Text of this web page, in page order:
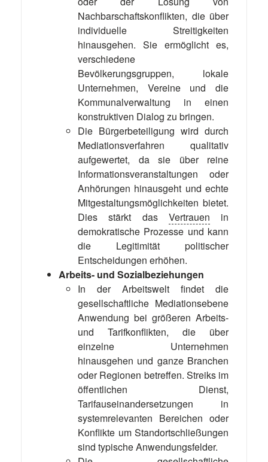
Nachbarschaftskonflikten, die über
individuelle Streitigkeiten
hinausgehen. Sie ermöglicht es,
verschiedene
Bevölkerungsgruppen, lokale
Unternehmen, Vereine und die
Kommunalverwaltung in einen
konstruktiven Dialog zu bringen.
Die Bürgerbeteiligung wird durch
Mediationsverfahren qualitativ
aufgewertet, da sie über reine
Informationsveranstaltungen oder
Anhörungen hinausgeht und echte
Mitgestaltungsmöglichkeiten bietet.
Dies stärkt das Vertrauen in
demokratische Prozesse und kann
die Legitimität politischer
Entscheidungen erhöhen.
Arbeits- und Sozialbeziehungen
In der Arbeitswelt findet die
gesellschaftliche Mediationsebene
Anwendung bei größeren Arbeits-
und Tarifkonflikten, die über
einzelne Unternehmen
hinausgehen und ganze Branchen
oder Regionen betreffen. Streiks im
öffentlichen Dienst,
Tarifauseinandersetzungen in
systemrelevanten Bereichen oder
Konflikte um Standortschließungen
sind typische Anwendungsfelder.